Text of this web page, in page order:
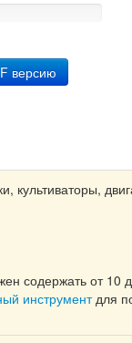
версию
культиваторы,
содержать от 10
инструментдля